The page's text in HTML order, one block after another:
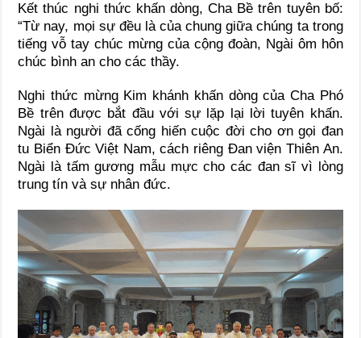
Kết thúc nghi thức khấn dòng, Cha Bề trên tuyên bố:
“Từ nay, mọi sự đều là của chung giữa chúng ta trong
tiếng vỗ tay chúc mừng của cộng đoàn, Ngài ôm hôn
chúc bình an cho các thầy.
Nghi thức mừng Kim khánh khấn dòng của Cha Phó
Bề trên được bắt đầu với sự lặp lại lời tuyên khấn.
Ngài là người đã cống hiến cuộc đời cho ơn gọi đan
tu Biển Đức Việt Nam, cách riêng Đan viện Thiên An.
Ngài là tấm gương mẫu mực cho các đan sĩ vì lòng
trung tín và sự nhân đức.